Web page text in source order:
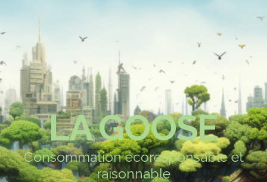
LA GOOSE
Consommation écoresponsable et
raisonnable